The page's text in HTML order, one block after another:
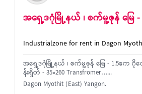
အရှေ့ဒဂုံမြို့နယ် ၊ စက်မူ့ဇုန် မြေ
Industrialzone for rent in Dagon
အရှေ့ဒဂုံမြို့နယ် ၊ စက်မူ့ဇုန် မြေ - 1.5ဧက ဂိုထ
န်းရှိတ် - 35×260 Transfromer…...
Dagon Myothit (East) Yangon.